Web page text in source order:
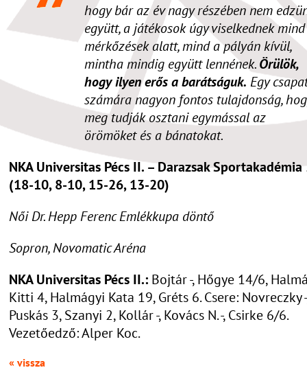
hogy bár az év nagy részében nem
együtt, a játékosok úgy viselkednek
mérkőzések alatt, mind a pályán kívül,
mintha mindig együtt lennének.Örülök,
hogy ilyen erős a barátságuk. Egy
számára nagyon fontos tulajdonság,
meg tudják osztani egymással az
örömöket és a bánatokat.
NKA Universitas Pécs II. – Darazsak
(18-10, 8-10, 15-26, 13-20)
Női Dr. Hepp Ferenc Emlékkupa döntő
Sopron, Novomatic Aréna
NKA Universitas Pécs II.: Bojtár -, Hőgye 14/6,
Kitti 4, Halmágyi Kata 19, Gréts 6. Csere: Novreczky
Puskás 3, Szanyi 2, Kollár -, Kovács N. -, Csirke 6/6.
Vezetőedző: Alper Koc.
« vissza